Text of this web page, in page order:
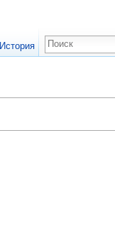
История